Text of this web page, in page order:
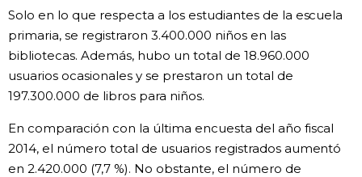
Solo en lo que respecta a los estudiantes de la escuela
primaria, se registraron 3.400.000 niños en las
bibliotecas. Además, hubo un total de 18.960.000
usuarios ocasionales y se prestaron un total de
197.300.000 de libros para niños.
En comparación con la última encuesta del año fiscal
2014, el número total de usuarios registrados aumentó
en 2.420.000 (7,7 %). No obstante, el número de